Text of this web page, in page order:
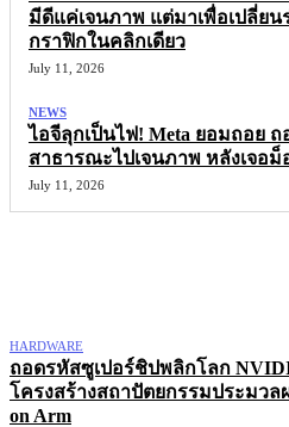
มีดีแค่เจนภาพ แต่มาเพื่อเปลี่ย
กราฟิกในคลิกเดียว
July 11, 2026
NEWS
ไอจีลุกเป็นไฟ! Meta ยอมถอย
สาธารณะไปเจนภาพ หลังเจอ
July 11, 2026
HARDWARE
ถอดรหัสซูเปอร์ชิปพลิกโลก
โครงสร้างสถาปัตยกรรมประมวล
on Arm